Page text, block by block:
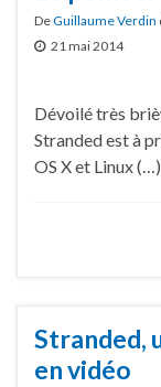
DeGuillaume Verdin
21 mai 2014
Dévoilé très
Stranded est à
OS X et Linux (…)
Stranded,
en vidéo